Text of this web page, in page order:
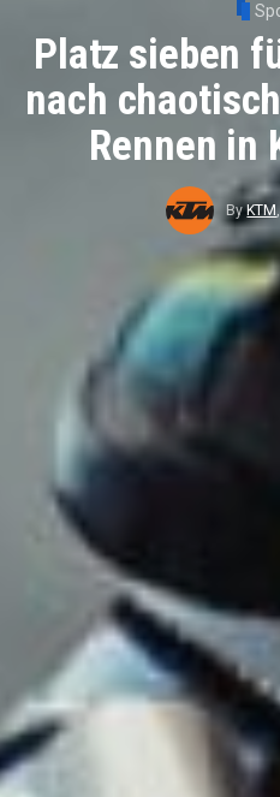
Platz sieben
nach
Rennen in
ByKTM,